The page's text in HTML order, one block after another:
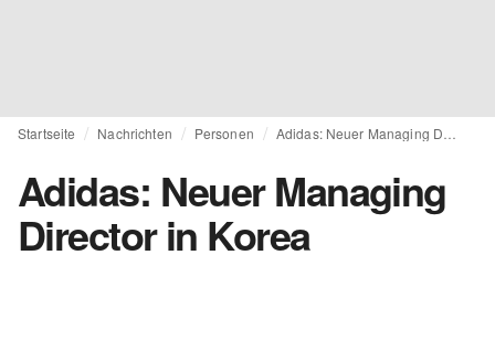
Startseite Nachrichten Personen
Adidas: Neuer Managing
Director in Korea